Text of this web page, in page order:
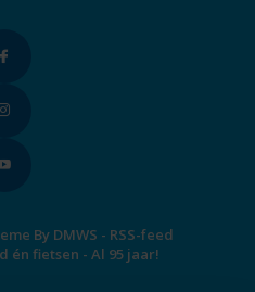
By DMWS - RSS-feed
én fietsen - Al 95 jaar!